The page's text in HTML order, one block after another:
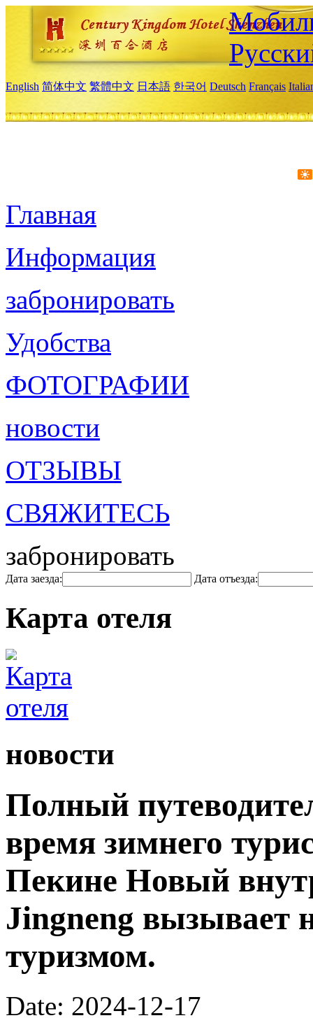
English 简体中文 繁體中文 日本語 한국어 Deutsch Français
Главная
Информация
забронировать
Удобства
ФОТОГРАФИИ
новости
ОТЗЫВЫ
СВЯЖИТЕСЬ
забронировать
Дата заезда: Дата отъезда:
Карта отеля
новости
Полный
время зимнего
Пекине Новый
Jingneng вызывает
туризмом.
Date: 2024-12-17